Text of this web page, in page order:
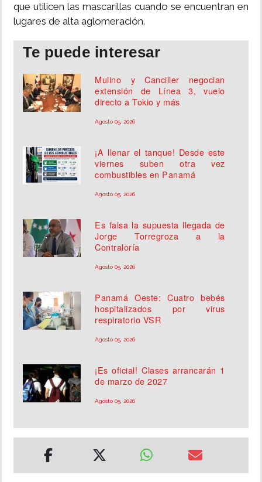
que utilicen las mascarillas cuando se encuentran en
lugares de alta aglomeración.
Te puede interesar
Mulino y Canciller negocian
extensión de Línea 3, vuelo
directo a Tokio y más
Agosto 05, 2026
¡A llenar el tanque! Desde este
viernes suben otra vez
combustibles en Panamá
Agosto 05, 2026
Es falsa la supuesta llegada de
Jorge Torregroza a la
Contraloría
Agosto 05, 2026
Panamá Oeste: Cuatro bebés
hospitalizados por virus
respiratorio VSR
Agosto 05, 2026
¡Es oficial! Clases arrancarán 1
de marzo de 2027
Agosto 05, 2026